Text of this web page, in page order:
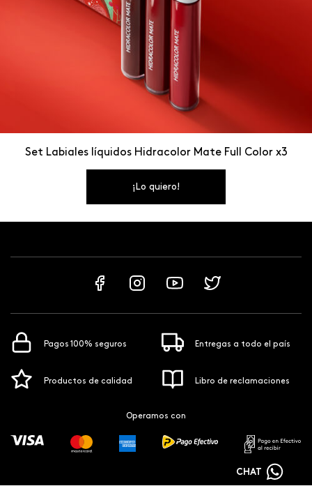
CHAT
Set Labiales líquidos Hidracolor Mate Full Color x3
¡Lo quiero!
Pagos 100% seguros Entregas a todo el país
Productos de calidad Libro de reclamaciones
Operamos con